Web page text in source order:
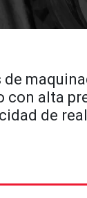
de
con alta
de